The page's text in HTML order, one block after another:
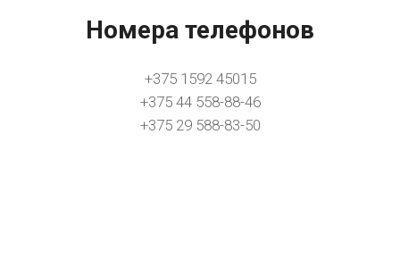
Номера телефонов
+375 1592 45015
+375 44 558-88-46
+375 29 588-83-50